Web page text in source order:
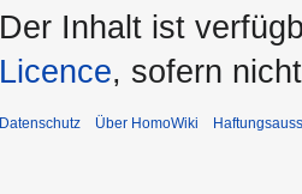
Der Inhalt ist
Licence, sofern
Datenschutz Über HomoWiki